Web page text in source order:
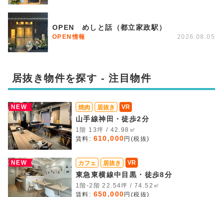
OPEN めしと話（都立家政駅）
OPEN情報 2026.08.05
居抜き物件を探す - 注目物件
NEW 焼肉 居抜き VR
山手線神田・徒歩2分
1階 13坪 / 42.98㎡
賃料: 610,000 円(税抜)
NEW カフェ 居抜き VR
東急東横線中目黒・徒歩8分
1階-2階 22.54坪 / 74.52㎡
賃料: 650,000 円(税抜)